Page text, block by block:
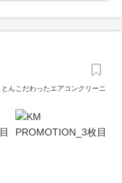
んこだわったエアコンクリーニ